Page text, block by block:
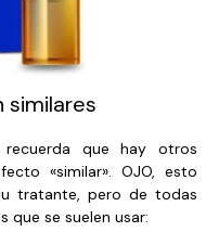
similares
recuerda que hay otros
«similar». OJO, esto
tratante, pero de todas
que se suelen usar: